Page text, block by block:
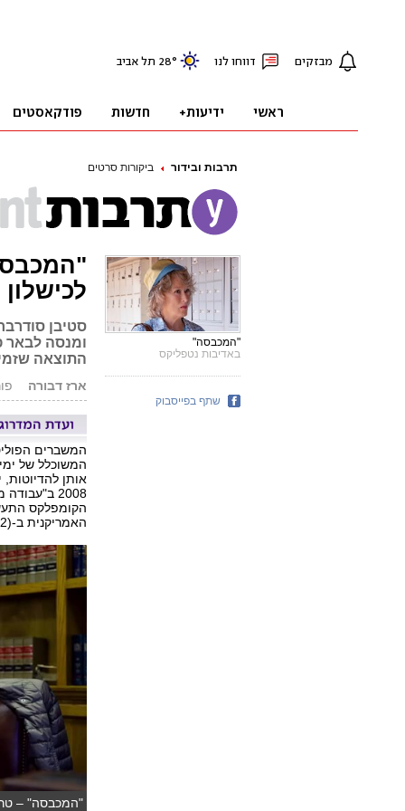
תרבות ובידור ביקורות סרטים
לכישלון
סטיבן
ומנסה לבאר
התוצאה
ארז דבורה
המשברים
המשוכלל של
אותן
הקומפלקס
האמריקנית ב-The House I Live In (2012).
"המכבסה" –
"המכבסה"
באדיבות נטפליקס
שתף בפייסבוק